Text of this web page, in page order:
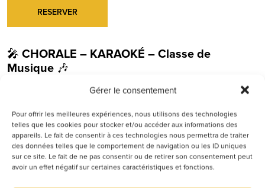
Gérer le consentement
Pour offrir les meilleures expériences, nous utilisons des technologies
telles que les cookies pour stocker et/ou accéder aux informations des
appareils. Le fait de consentir à ces technologies nous permettra de traiter
des données telles que le comportement de navigation ou les ID uniques
sur ce site. Le fait de ne pas consentir ou de retirer son consentement peut
avoir un effet négatif sur certaines caractéristiques et fonctions.
RESERVER
🎤 CHORALE – KARAOKÉ – Classe de
Musique 🎶
📍 L’École des Grands – Belleville-en-Beaujolais
Préparez-vous pour une soirée de folie àL’École
des Grands – Belleville-en-Beaujolais!
Cejeudi 25 juin, on vous donne rendez-vous
pour une édition inédite de notre afterwork
musical :CHORALE – KARAOKÉ🎤🎶